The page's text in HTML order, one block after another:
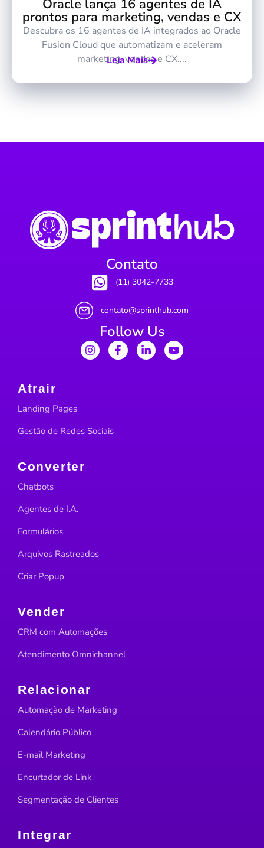
Oracle lança 16 agentes de IA
prontos para marketing, vendas e CX
Descubra os 16 agentes de IA integrados ao Oracle
Fusion Cloud que automatizam e aceleram
marketing, vendas e CX....
Leia Mais
Contato
(11) 3042-7733
contato@sprinthub.com
Follow Us
Atrair
Landing Pages
Gestão de Redes Sociais
Converter
Chatbots
Agentes de I.A.
Formulários
Arquivos Rastreados
Criar Popup
Vender
CRM com Automações
Atendimento Omnichannel
Relacionar
Automação de Marketing
Calendário Público
E-mail Marketing
Encurtador de Link
Segmentação de Clientes
Integrar